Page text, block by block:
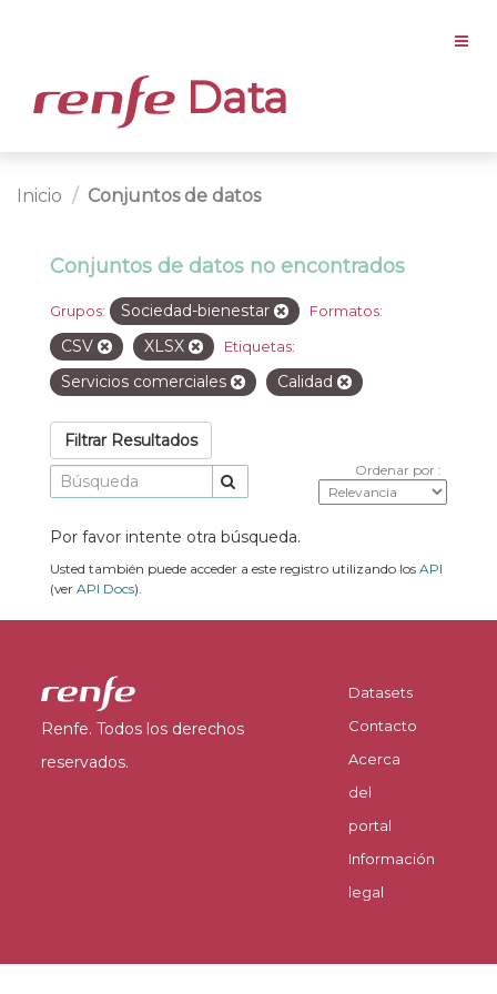
Data
Inicio Conjuntos de datos
Conjuntos de datos no encontrados
Grupos: Sociedad-bienestar Formatos:
CSV XLSX Etiquetas:
Servicios comerciales Calidad
Filtrar Resultados
Ordenar por
Por favor intente otra búsqueda.
Usted también puede acceder a este registro utilizando los API
(ver API Docs).
Renfe. Todos los derechos
reservados.
Datasets
Contacto
Acerca
del
portal
Información
legal